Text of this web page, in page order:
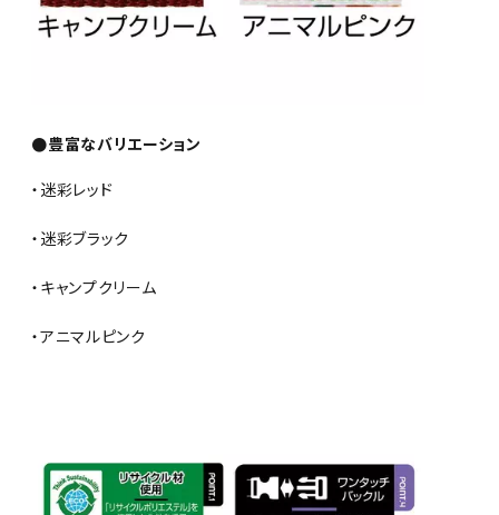
●豊富なバリエーション
・迷彩レッド
・迷彩ブラック
・キャンプクリーム
・アニマルピンク